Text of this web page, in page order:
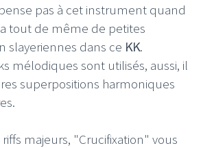
pas à cet instrument quand
tout de même de petites
slayeriennes dans ce KK.
mélodiques sont utilisés, aussi, il
superpositions harmoniques
majeurs, "Crucifixation" vous